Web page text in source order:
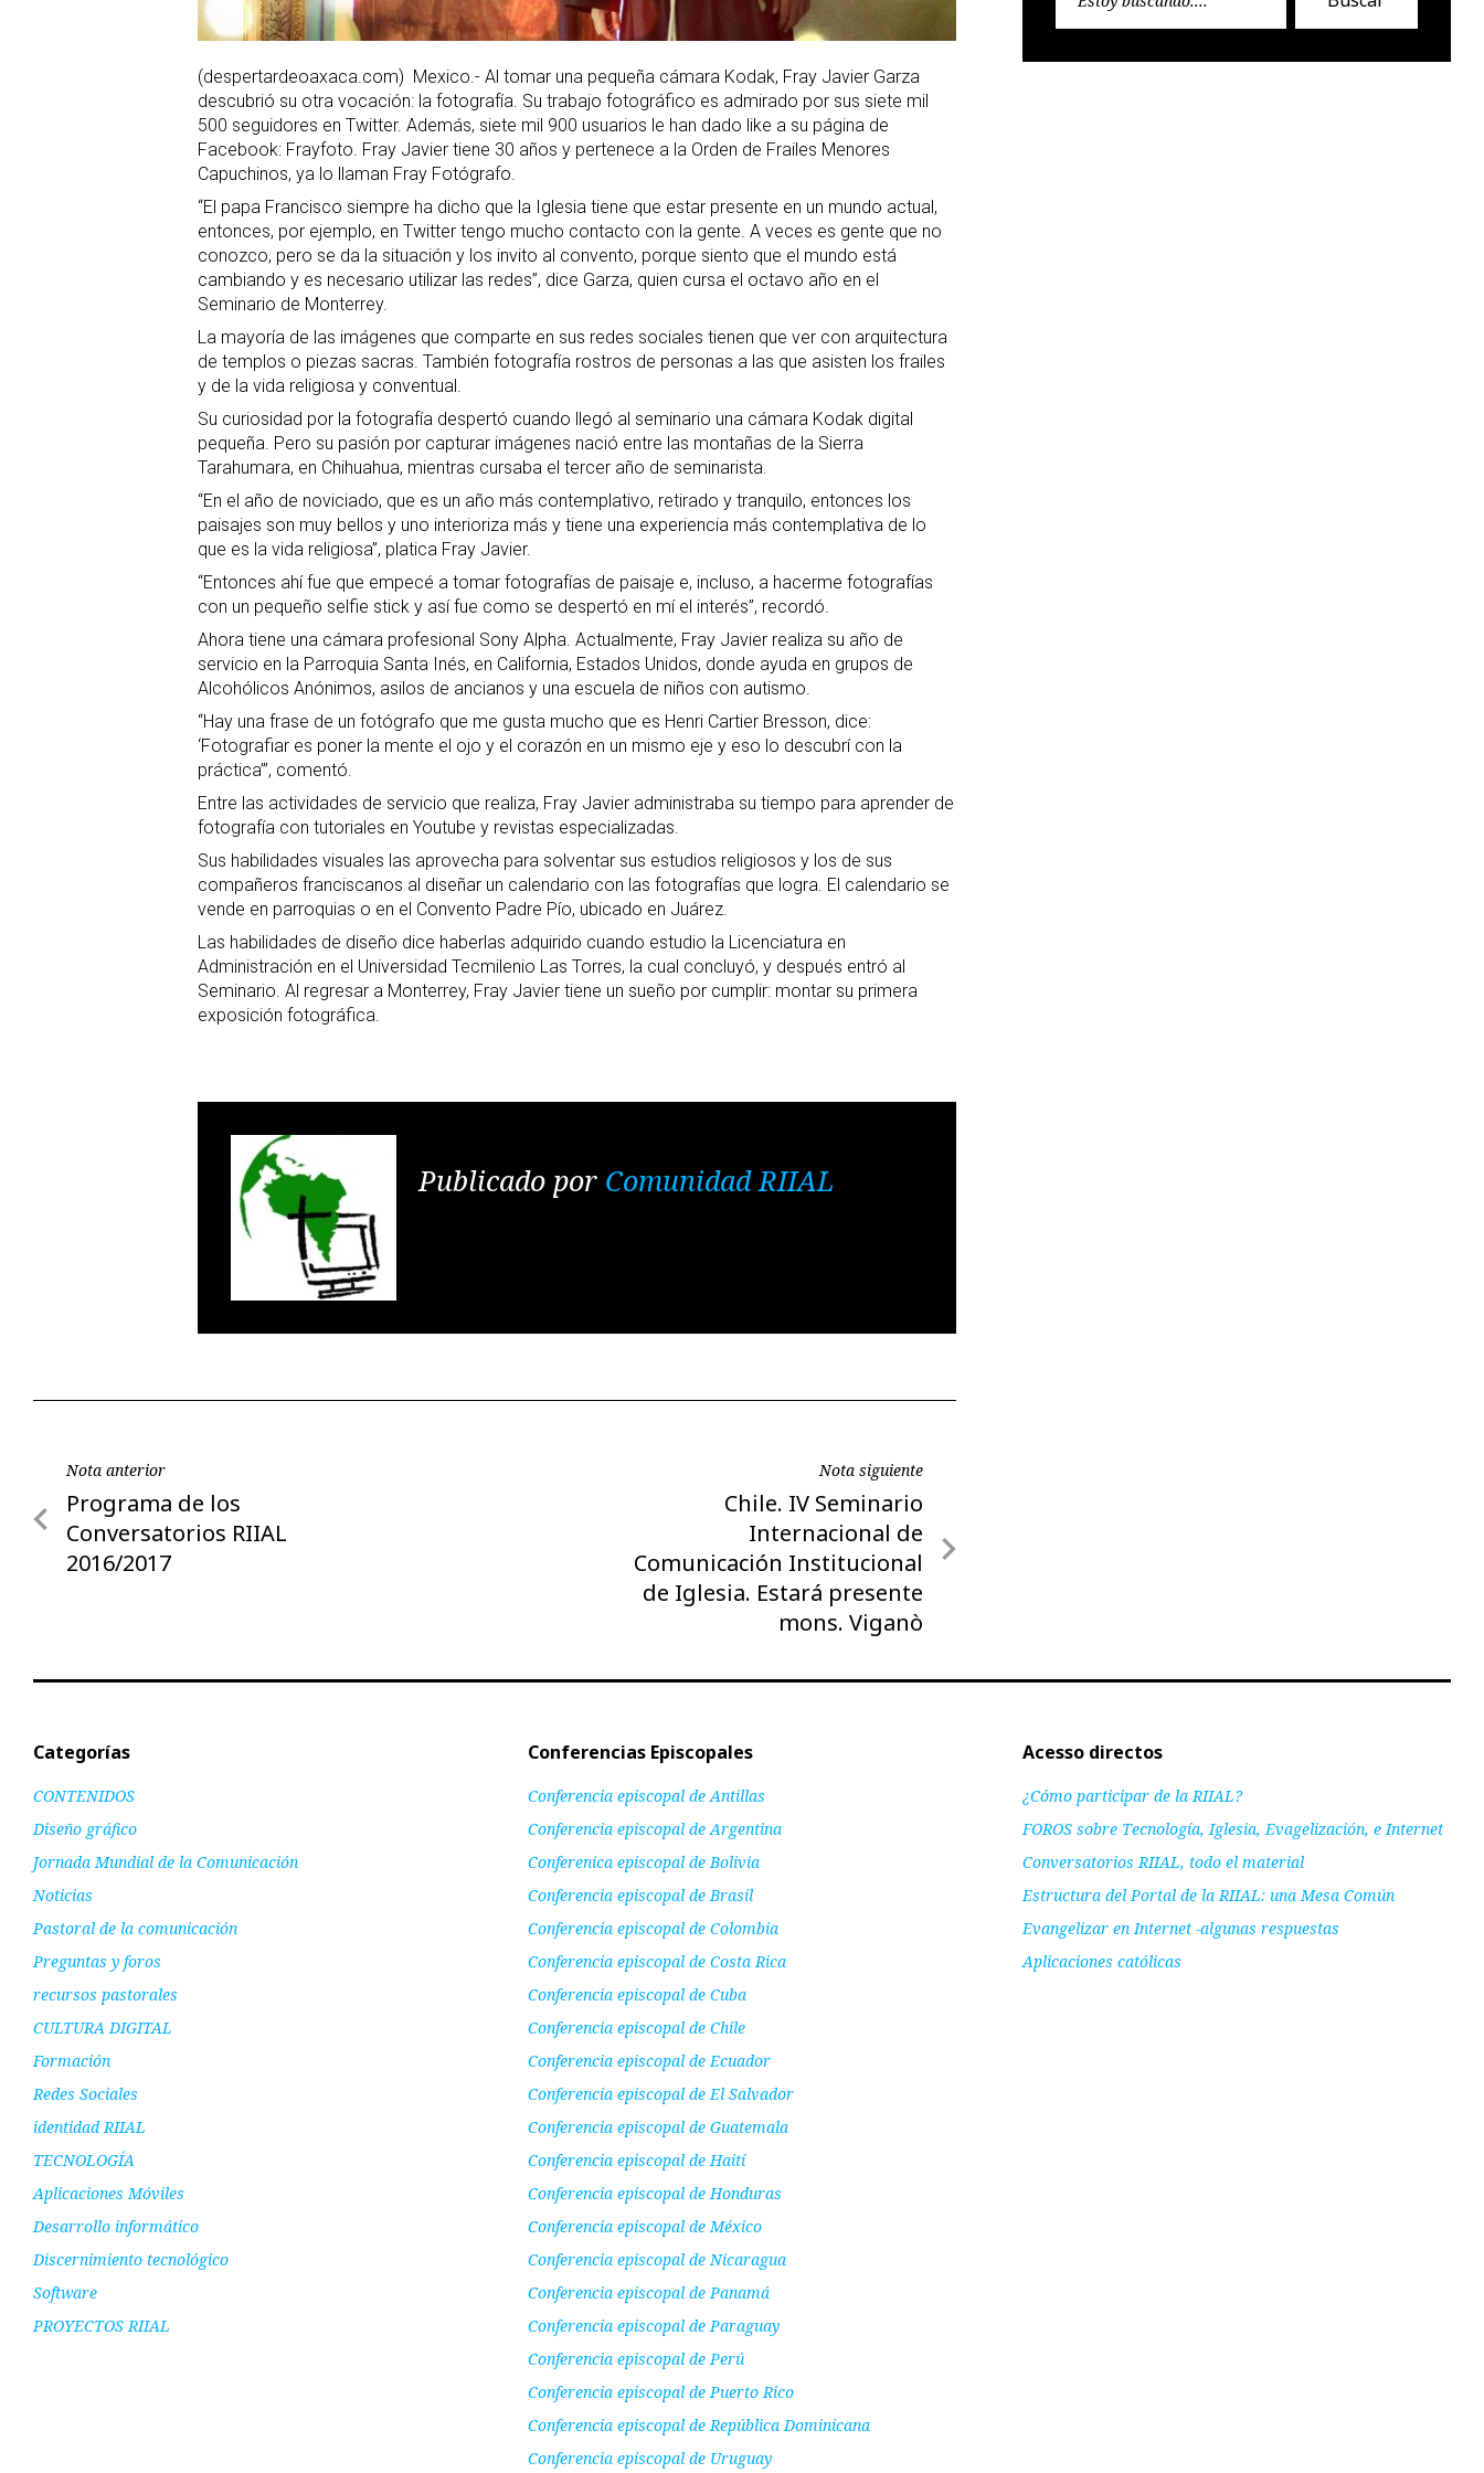
(despertardeoaxaca.com) Mexico.- Al tomar una pequeña cámara Kodak, Fray Javier Garza
descubrió su otra vocación: la fotografía. Su trabajo fotográfico es admirado por sus siete mil
500 seguidores en Twitter. Además, siete mil 900 usuarios le han dado like a su página de
Facebook: Frayfoto. Fray Javier tiene 30 años y pertenece a la Orden de Frailes Menores
Capuchinos, ya lo llaman Fray Fotógrafo.
“El papa Francisco siempre ha dicho que la Iglesia tiene que estar presente en un mundo actual,
entonces, por ejemplo, en Twitter tengo mucho contacto con la gente. A veces es gente que no
conozco, pero se da la situación y los invito al convento, porque siento que el mundo está
cambiando y es necesario utilizar las redes”, dice Garza, quien cursa el octavo año en el
Seminario de Monterrey.
La mayoría de las imágenes que comparte en sus redes sociales tienen que ver con arquitectura
de templos o piezas sacras. También fotografía rostros de personas a las que asisten los frailes
y de la vida religiosa y conventual.
Su curiosidad por la fotografía despertó cuando llegó al seminario una cámara Kodak digital
pequeña. Pero su pasión por capturar imágenes nació entre las montañas de la Sierra
Tarahumara, en Chihuahua, mientras cursaba el tercer año de seminarista.
“En el año de noviciado, que es un año más contemplativo, retirado y tranquilo, entonces los
paisajes son muy bellos y uno interioriza más y tiene una experiencia más contemplativa de lo
que es la vida religiosa”, platica Fray Javier.
“Entonces ahí fue que empecé a tomar fotografías de paisaje e, incluso, a hacerme fotografías
con un pequeño selfie stick y así fue como se despertó en mí el interés”, recordó.
Ahora tiene una cámara profesional Sony Alpha. Actualmente, Fray Javier realiza su año de
servicio en la Parroquia Santa Inés, en California, Estados Unidos, donde ayuda en grupos de
Alcohólicos Anónimos, asilos de ancianos y una escuela de niños con autismo.
“Hay una frase de un fotógrafo que me gusta mucho que es Henri Cartier Bresson, dice:
‘Fotografiar es poner la mente el ojo y el corazón en un mismo eje y eso lo descubrí con la
práctica’”, comentó.
Entre las actividades de servicio que realiza, Fray Javier administraba su tiempo para aprender de
fotografía con tutoriales en Youtube y revistas especializadas.
Sus habilidades visuales las aprovecha para solventar sus estudios religiosos y los de sus
compañeros franciscanos al diseñar un calendario con las fotografías que logra. El calendario se
vende en parroquias o en el Convento Padre Pío, ubicado en Juárez.
Las habilidades de diseño dice haberlas adquirido cuando estudio la Licenciatura en
Administración en el Universidad Tecmilenio Las Torres, la cual concluyó, y después entró al
Seminario. Al regresar a Monterrey, Fray Javier tiene un sueño por cumplir: montar su primera
exposición fotográfica.
Publicado por Comunidad RIIAL
Navegación
de
entradas
Nota anterior
Nota
anterior
Programa de los
Conversatorios RIIAL
2016/2017
Nota siguiente
Nota
siguiente
Chile. IV Seminario
Internacional de
Comunicación Institucional
de Iglesia. Estará presente
mons. Viganò
Categorías
CONTENIDOS
Diseño gráfico
Jornada Mundial de la Comunicación
Noticias
Pastoral de la comunicación
Preguntas y foros
recursos pastorales
CULTURA DIGITAL
Formación
Redes Sociales
identidad RIIAL
TECNOLOGÍA
Aplicaciones Móviles
Desarrollo informático
Discernimiento tecnológico
Software
PROYECTOS RIIAL
Conferencias Episcopales
Conferencia episcopal de Antillas
Conferencia episcopal de Argentina
Conferenica episcopal de Bolivia
Conferencia episcopal de Brasil
Conferencia episcopal de Colombia
Conferencia episcopal de Costa Rica
Conferencia episcopal de Cuba
Conferencia episcopal de Chile
Conferencia episcopal de Ecuador
Conferencia episcopal de El Salvador
Conferencia episcopal de Guatemala
Conferencia episcopal de Haití
Conferencia episcopal de Honduras
Conferencia episcopal de México
Conferencia episcopal de Nicaragua
Conferencia episcopal de Panamá
Conferencia episcopal de Paraguay
Conferencia episcopal de Perú
Conferencia episcopal de Puerto Rico
Conferencia episcopal de República Dominicana
Conferencia episcopal de Uruguay
Acesso directos
¿Cómo participar de la RIIAL?
FOROS sobre Tecnología, Iglesia, Evagelización, e Internet
Conversatorios RIIAL, todo el material
Estructura del Portal de la RIIAL: una Mesa Común
Evangelizar en Internet -algunas respuestas
Aplicaciones católicas